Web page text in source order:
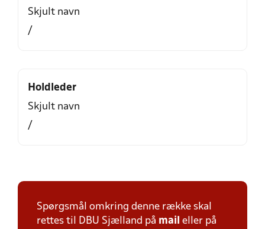
Skjult navn
/
Holdleder
Skjult navn
/
Spørgsmål omkring denne række skal
rettes til DBU Sjælland på mail eller på